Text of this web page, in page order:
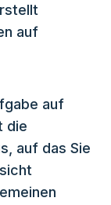
auf
auf
die
auf das Sie